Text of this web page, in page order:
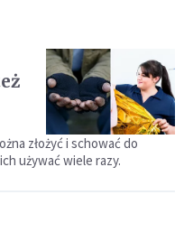
złożyć i schować do
używać wiele razy.